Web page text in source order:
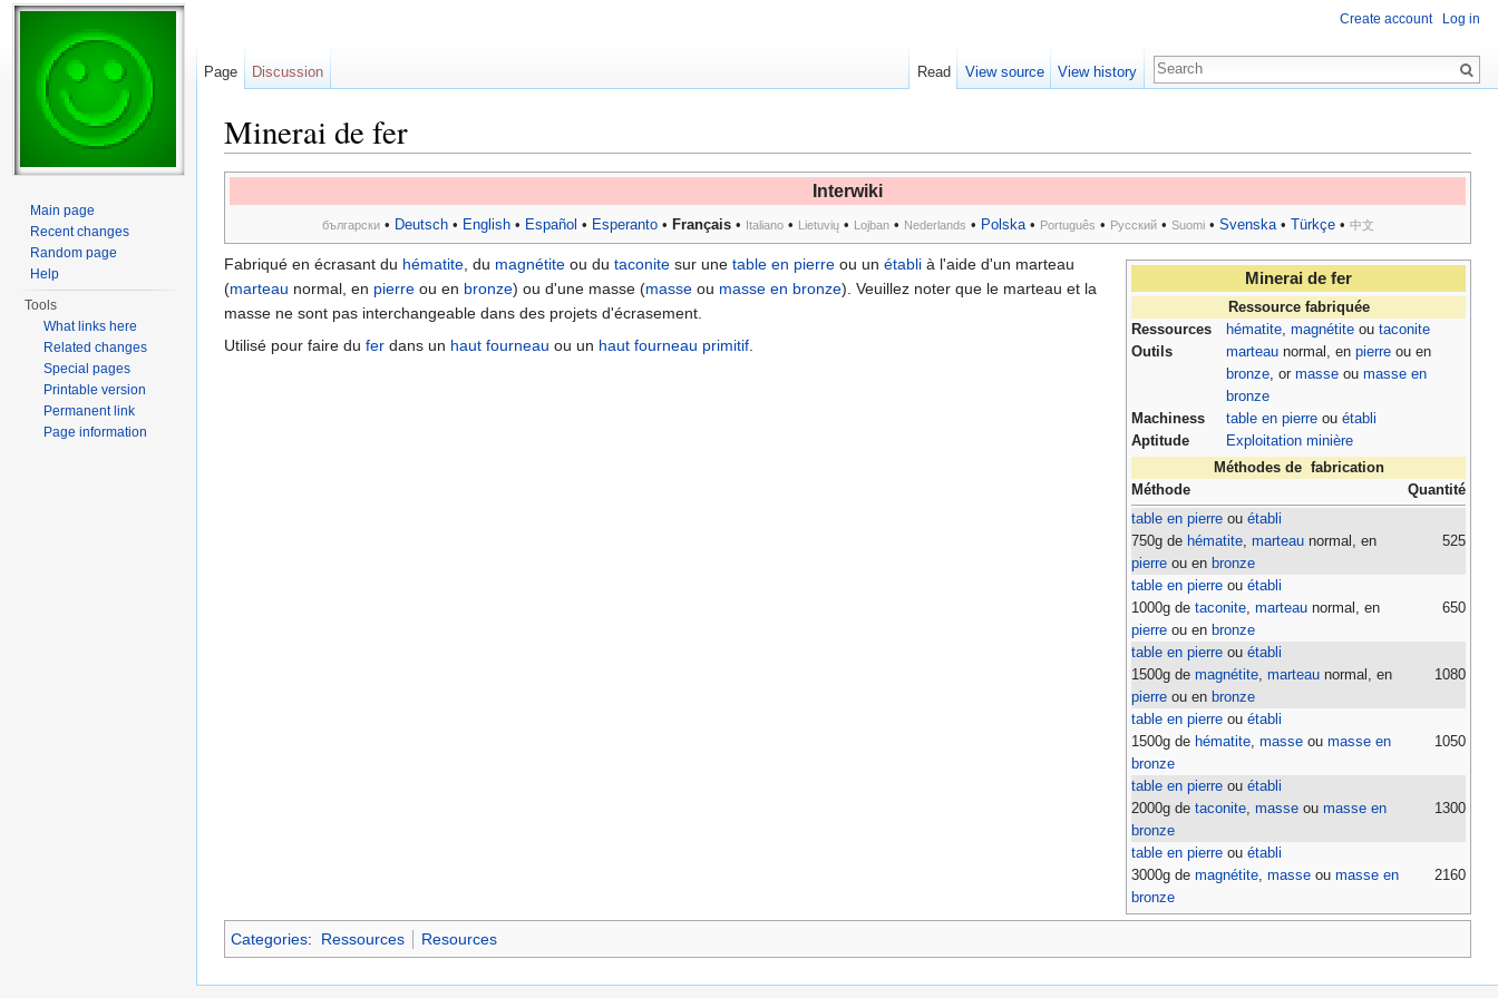
Minerai de fer
Interwiki
български• Deutsch• English• Español • Esperanto• Français• Italiano• Lietuvių• Lojban• Nederlands • Polska• Português • Русский• Suomi• Svenska• Türkçe• 中文
Minerai de fer
Ressource fabriquée
Ressources
hématite, magnétite ou taconite
Outils
marteau normal, en pierre ou en
bronze, or masse ou masse en
bronze
Machiness
table en pierre ou établi
Aptitude
Exploitation minière
Méthodes de fabrication
Méthode
Quantité
table en pierre ou établi
750g de hématite, marteau normal, en
pierre ou en bronze
525
table en pierre ou établi
1000g de taconite, marteau normal, en
pierre ou en bronze
650
table en pierre ou établi
1500g de magnétite, marteau normal, en
pierre ou en bronze
1080
table en pierre ou établi
1500g de hématite, masse ou masse en
bronze
1050
table en pierre ou établi
2000g de taconite, masse ou masse en
bronze
1300
table en pierre ou établi
3000g de magnétite, masse ou masse en
bronze
2160
Fabriqué en écrasant du hématite, du magnétite ou du taconite sur une table en pierre ou un établi à l'aide d'un marteau
(marteau normal, en pierre ou en bronze) ou d'une masse (masse ou masse en bronze). Veuillez noter que le marteau et la
masse ne sont pas interchangeable dans des projets d'écrasement.
Utilisé pour faire du fer dans un haut fourneau ou un haut fourneau primitif.
Categories: Ressources Resources
Create account Log in
Page Discussion Read View source View history
Main page
Recent changes
Random page
Help
Tools
What links here
Related changes
Special pages
Printable version
Permanent link
Page information